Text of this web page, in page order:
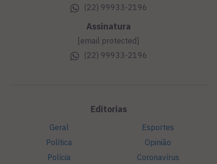
(22) 99933-2196
Assinatura
[email protected]
(22) 99933-2196
Editorias
Geral
Política
Polícia
Esportes
Opinião
Coronavírus